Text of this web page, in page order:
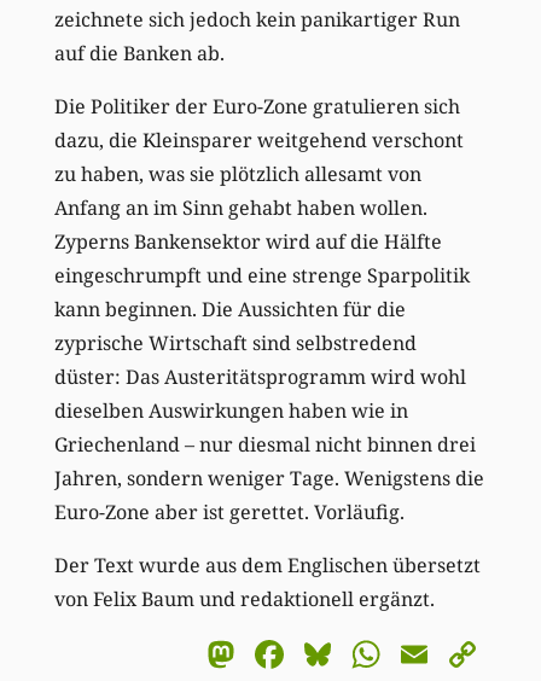
zeichnete sich jedoch kein panikartiger Run
auf die Banken ab.
Die Politiker der Euro-Zone gratulieren sich
dazu, die Kleinsparer weitgehend verschont
zu haben, was sie plötzlich allesamt von
Anfang an im Sinn gehabt haben wollen.
Zyperns Bankensektor wird auf die Hälfte
eingeschrumpft und eine strenge Sparpolitik
kann beginnen. Die Aussichten für die
zyprische Wirtschaft sind selbstredend
düster: Das Austeritätsprogramm wird wohl
dieselben Auswirkungen haben wie in
Griechenland – nur diesmal nicht binnen drei
Jahren, sondern weniger Tage. Wenigstens die
Euro-Zone aber ist gerettet. Vorläufig.
Der Text wurde aus dem Englischen übersetzt
von Felix Baum und redaktionell ergänzt.
Mastodon
Facebook
BlueskyEmail